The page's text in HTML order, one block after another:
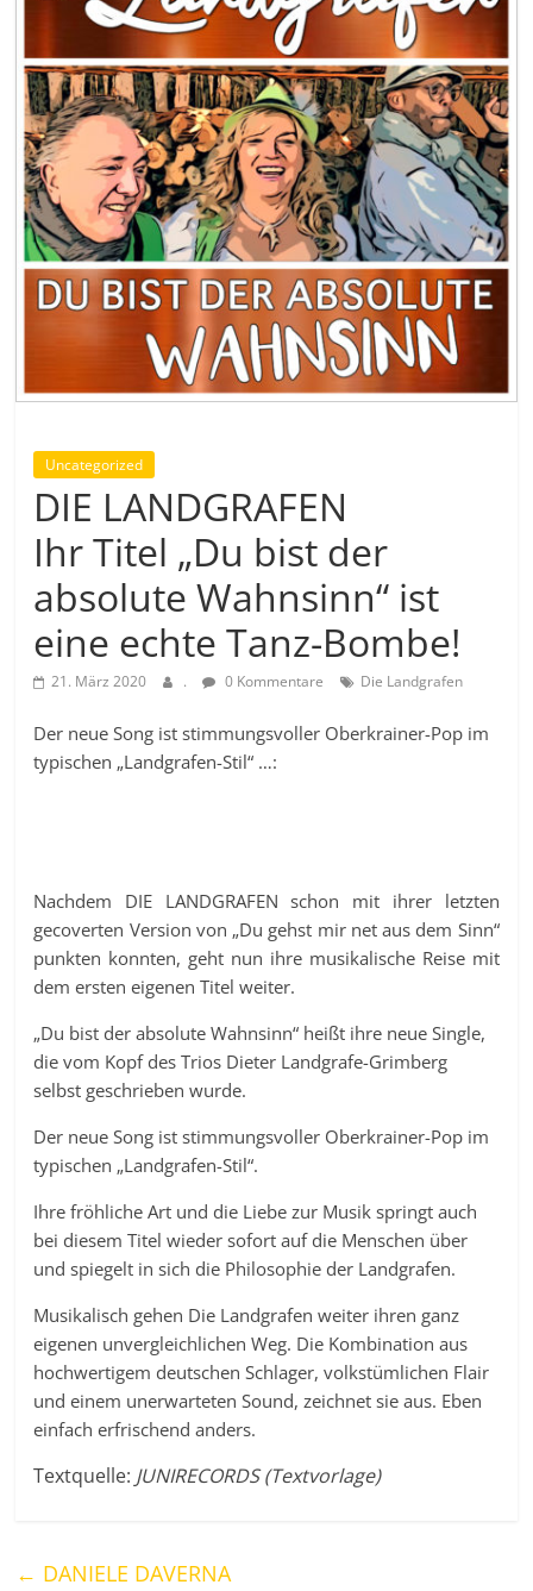
Uncategorized
DIE LANDGRAFEN
Ihr Titel „Du bist der
absolute Wahnsinn“ ist
eine echte Tanz-Bombe!
21. März 2020 . 0 Kommentare Die Landgrafen
Der neue Song ist stimmungsvoller Oberkrainer-Pop im
typischen „Landgrafen-Stil“ …:
Nachdem DIE LANDGRAFEN schon mit ihrer letzten
gecoverten Version von „Du gehst mir net aus dem Sinn“
punkten konnten, geht nun ihre musikalische Reise mit
dem ersten eigenen Titel weiter.
„Du bist der absolute Wahnsinn“ heißt ihre neue Single,
die vom Kopf des Trios Dieter Landgrafe-Grimberg
selbst geschrieben wurde.
Der neue Song ist stimmungsvoller Oberkrainer-Pop im
typischen „Landgrafen-Stil“.
Ihre fröhliche Art und die Liebe zur Musik springt auch
bei diesem Titel wieder sofort auf die Menschen über
und spiegelt in sich die Philosophie der Landgrafen.
Musikalisch gehen Die Landgrafen weiter ihren ganz
eigenen unvergleichlichen Weg. Die Kombination aus
hochwertigem deutschen Schlager, volkstümlichen Flair
und einem unerwarteten Sound, zeichnet sie aus. Eben
einfach erfrischend anders.
Textquelle: JUNIRECORDS (Textvorlage)
← DANIELE DAVERNA